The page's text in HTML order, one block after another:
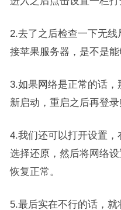
2.去了之后检查一下无
接苹果服务器，是不是能
3.如果网络是正常的话
新启动，重启之后再登录
4.我们还可以打开设置
选择还原，然后将网络
恢复正常。
5.最后实在不行的话，